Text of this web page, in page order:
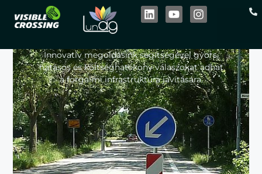
Forgalomterelő -,
Innovatív megoldásink segítségével gyors,
hatásos és költséghatékony válaszokat adhat
a forgalmi infrastruktúra javítására.